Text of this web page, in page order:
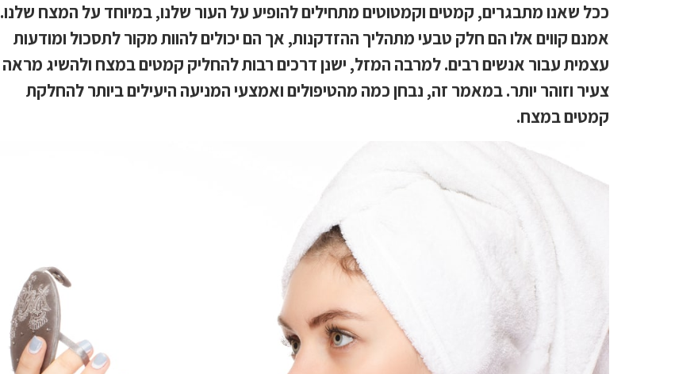
ככל שאנו מתבגרים, קמטים וקמטוטים מתחילים להופיע על העור שלנו, במיוחד על המצח שלנו.
אמנם קווים אלו הם חלק טבעי מתהליך ההזדקנות, אך הם יכולים להוות מקור לתסכול ומודעות
עצמית עבור אנשים רבים. למרבה המזל, ישנן דרכים רבות להחליק קמטים במצח ולהשיג מראה
צעיר וזוהר יותר. במאמר זה, נבחן כמה מהטיפולים ואמצעי המניעה היעילים ביותר להחלקת
קמטים במצח.